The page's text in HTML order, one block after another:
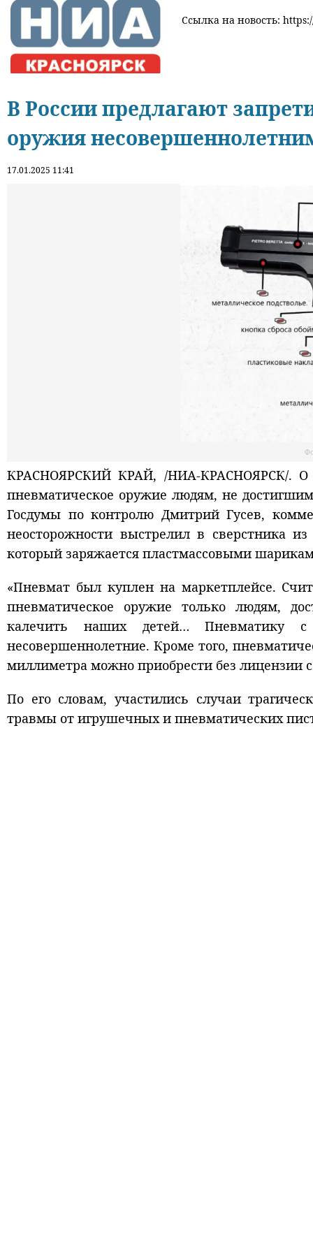
Ссылка на новость:
В России предлагают
оружия
17.01.2025 11:41
КРАСНОЯРСКИЙ КРАЙ, /НИА-КРАСНОЯРСК/. О
пневматическое оружие людям, не
Госдумы по контролю Дмитрий Гусев,
неосторожности выстрелил в сверстника
который заряжается пластмассовыми
«Пневмат был куплен на маркетплейсе.
пневматическое оружие только людям,
калечить наших детей…
несовершеннолетние. Кроме того,
миллиметра можно приобрести без лицензии
По его словам, участились случаи
травмы от игрушечных и пневматических